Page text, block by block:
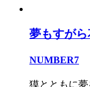
夢もすが
NUMBER7
獏とともに